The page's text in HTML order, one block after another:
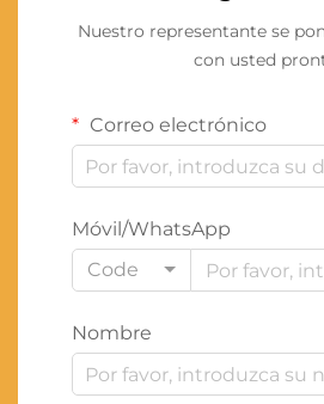
Nuestro representante se
con usted
Correo electrónico
Móvil/WhatsApp
Code
Nombre